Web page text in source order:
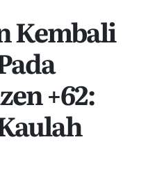
Kembali
+62: